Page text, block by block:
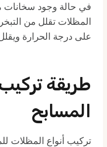
في حالة وجود سخانات
المظلات تقلل من
على درجة الحرارة
طريقة
المسابح
تركيب أنواع المظلات